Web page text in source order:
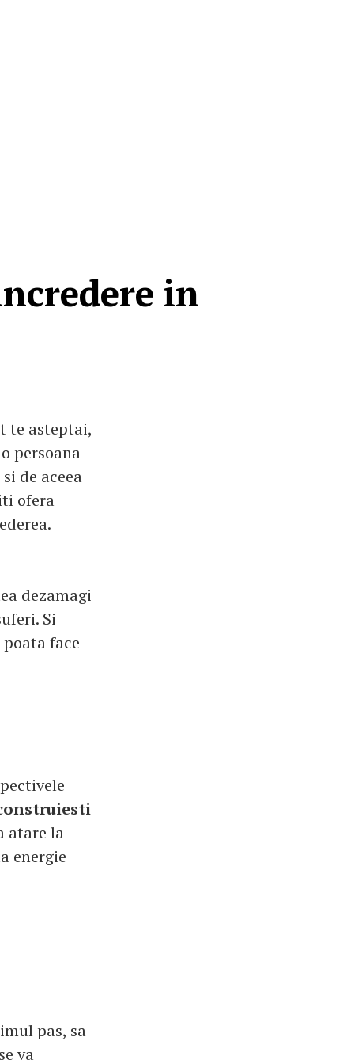
in
te asteptai,
persoana
de aceea
ofera
dezamagi
Si
poata face
atare la
energie
pas, sa
va